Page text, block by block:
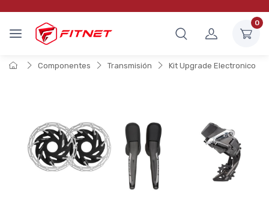
0
Componentes Transmisión Kit Upgrade Electronico